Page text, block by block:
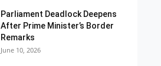
Parliament Deadlock Deepens
After Prime Minister’s Border
Remarks
June 10, 2026